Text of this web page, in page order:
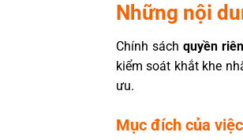
Những nội
Chính sáchquyền
kiểm soát khắt khe
ưu.
Mục đích của